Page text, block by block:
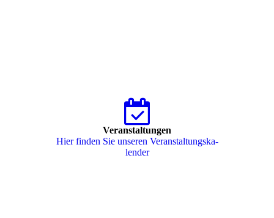
Veranstaltungen
Hier finden Sie unseren Ver­an­stal­tungs­ka­
len­der